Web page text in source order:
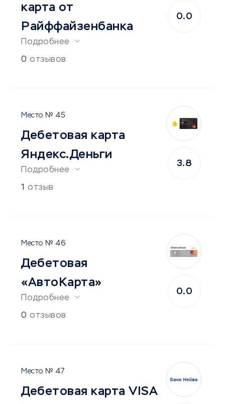
карта от
Райффайзенбанка
Подробнее
0 отзывов
0.0
45
Дебетовая карта
Яндекс.Деньги
Подробнее
1 отзыв
3.8
46
Дебетовая
«АвтоКарта»
Подробнее
0 отзывов
0.0
47
Дебетовая карта VISA